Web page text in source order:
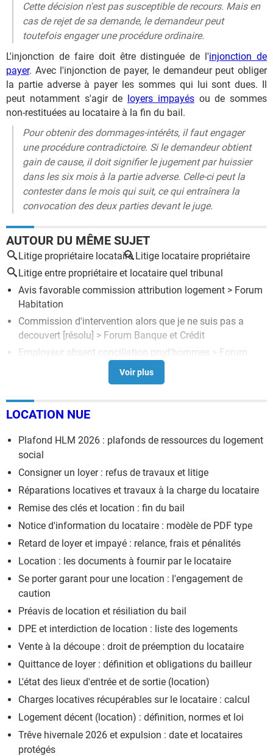
Cette décision n'est pas susceptible de recours. Mais en
cas de rejet de sa demande, le demandeur peut
toutefois engager une procédure ordinaire.
L'injonction de faire doit être distinguée de l'injonction de
payer. Avec l'injonction de payer, le demandeur peut obliger
la partie adverse à payer les sommes qui lui sont dues. Il
peut notamment s'agir de
loyers impayésou de sommes
non-restituées au locataire à la fin du bail.
Pour obtenir des dommages-intérêts, il faut engager
une procédure contradictoire. Si le demandeur obtient
gain de cause, il doit signifier le jugement par huissier
dans les six mois à la partie adverse. Celle-ci peut la
contester dans le mois qui suit, ce qui entraînera la
convocation des deux parties devant le juge.
AUTOUR DU MÊME SUJET
Litige propriétaire locataire Litige locataire propriétaire
Litige entre propriétaire et locataire quel tribunal
Avis favorable commission attribution logement > Forum
Habitation
Commission d'intervention alors que je ne suis pas a
decouvert [résolu] > Forum Banque et Crédit
Employeur absent conciliation prud'hommes > Forum
Commission percues cotisation>Forum Banque et Crédit
Combien de temps dure une commission d'attribution de
logement[résolu] >
LOCATION NUE
Plafond HLM 2026 : plafonds de ressources du logement
social
Consigner un loyer : refus de travaux et litige
Réparations locatives et travaux à la charge du locataire
Remise des clés et location : fin du bail
Notice d'information du locataire : modèle de PDF type
Retard de loyer et impayé : relance, frais et pénalités
Location : les documents à fournir par le locataire
Se porter garant pour une location : l'engagement de
caution
Préavis de location et résiliation du bail
DPE et interdiction de location : liste des logements
Vente à la découpe : droit de préemption du locataire
Quittance de loyer : définition et obligations du bailleur
L'état des lieux d'entrée et de sortie (location)
Charges locatives récupérables sur le locataire : calcul
Logement décent (location) : définition, normes et loi
Trêve hivernale 2026 et expulsion : date et locataires
protégés